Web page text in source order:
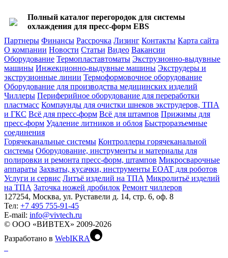
Полный каталог перегородок для системы
охлаждения для пресс-форм EBS
Партнеры Финансы Рассрочка Лизинг Контакты Карта сайта
О компании Новости Статьи Видео Вакансии
Оборудование Термопластавтоматы Экструзионно-выдувные
машины Инжекционно-выдувные машины Экструдеры и
экструзионные линии Термоформовочное оборудование
Оборудование для производства медицинских изделий
Чиллеры Периферийное оборудование для переработки
пластмасс Компаунды для очистки шнеков экструдеров, ТПА
и ГКС Всё для пресс-форм Всё для штампов Прижимы для
пресс-форм Удаление литников и облоя Быстроразъемные
соединения
Горячеканальные системы Контроллеры горячеканальной
системы Оборудование, инструменты и материалы для
полировки и ремонта пресс-форм, штампов Микросварочные
аппараты Захваты, кусачки, инструменты EOAT для роботов
Услуги и сервис Литъё изделий на ТПА Микролитьё изделий
на ТПА Заточка ножей дробилок Ремонт чиллеров
127254, Москва, ул. Руставели д. 14, стр. 6, оф. 8
Тел: +7 495 755-91-45
Е-mail: info@vivtech.ru
© ООО «ВИВТЕХ» 2009-2026
Разработано в WebIKRA